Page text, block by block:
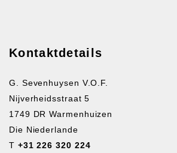
Kontaktdetails
G. Sevenhuysen V.O.F.
Nijverheidsstraat 5
1749 DR Warmenhuizen
Die Niederlande
T +31 226 320 224